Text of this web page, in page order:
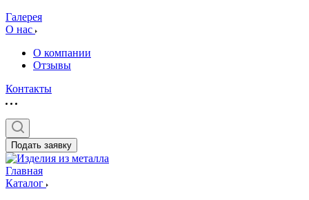
Галерея
О нас
О компании
Отзывы
Контакты
Подать заявку
Главная
Каталог